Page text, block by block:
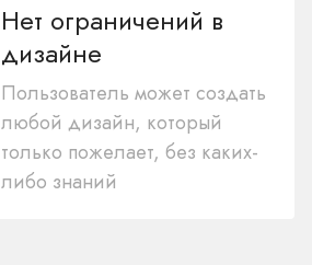
Нет ограничений в
дизайне
Пользователь может создать
любой дизайн, который
только пожелает, без каких-
либо знаний